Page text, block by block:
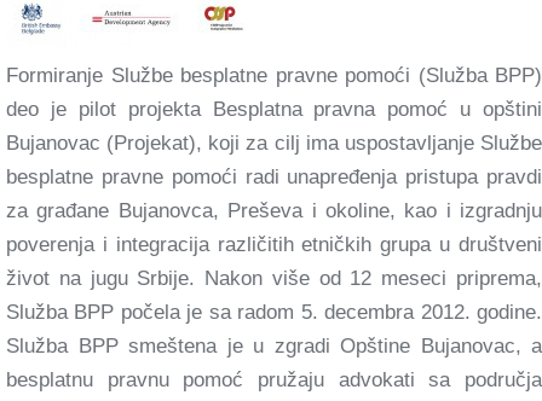
Formiranje Službe besplatne pravne pomoći (Služba BPP)
deo je pilot projekta Besplatna pravna pomoć u opštini
Bujanovac (Projekat), koji za cilj ima uspostavljanje Službe
besplatne pravne pomoći radi unapređenja pristupa pravdi
za građane Bujanovca, Preševa i okoline, kao i izgradnju
poverenja i integracija različitih etničkih grupa u društveni
život na jugu Srbije. Nakon više od 12 meseci priprema,
Služba BPP počela je sa radom 5. decembra 2012. godine.
Služba BPP smeštena je u zgradi Opštine Bujanovac, a
besplatnu pravnu pomoć pružaju advokati sa područja